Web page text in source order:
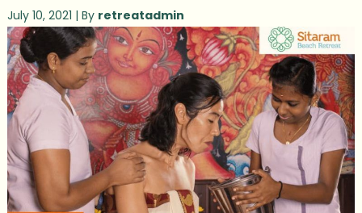
July 10, 2021 | By retreatadmin